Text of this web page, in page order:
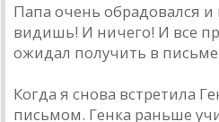
Папа очень обрадовался
видишь! И ничего! И все
ожидал получить в
Когда я снова встретила
письмом. Генка раньше